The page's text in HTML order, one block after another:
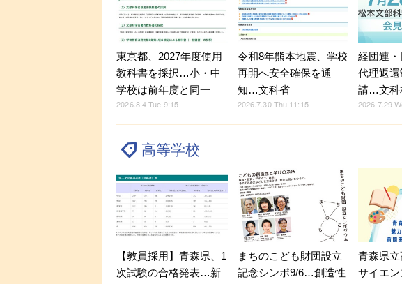
東京都、2027年度使用
教科書を採択…小・中
学校は前年度と同一
2026.8.4 Tue 9:15
令和8年熊本地震、学校
再開へ安全確保を通
知…文科省
2026.7.30 Thu 11:15
経団連
代理返
請…文科
2026.7.29
高等学校
【教員採用】青森県、1
次試験の合格発表…新
まちのこども財団設立
記念シンポ9/6…創造性
青森県
サイエ